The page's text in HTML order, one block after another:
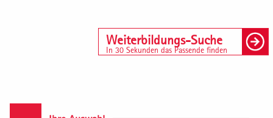
Weiterbildungs-Suche
In 30 Sekunden das Passende finden